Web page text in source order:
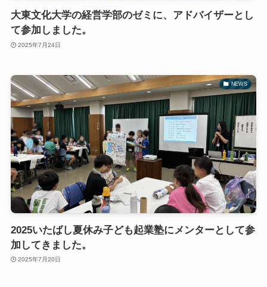
大東文化大学の経営学部のゼミに、アドバイザーとし
て参加しました。
2025年7月24日
NEWS
2025いたばし夏休み子ども起業塾にメンターとして参
加してきました。
2025年7月20日